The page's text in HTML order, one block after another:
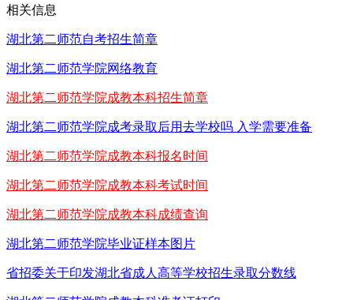
相关信息
湖北第二师范自考招生简章
湖北第二师范学院网络教育
湖北第二师范学院成教本科招生简章
湖北第二师范学院成考录取后用去学校吗 入学需要准备
湖北第二师范学院成教本科报名时间
湖北第二师范学院成教本科考试时间
湖北第二师范学院成教本科成绩查询
湖北第二师范学院毕业证样本图片
省招委关于印发湖北省成人高等学校招生录取分数线